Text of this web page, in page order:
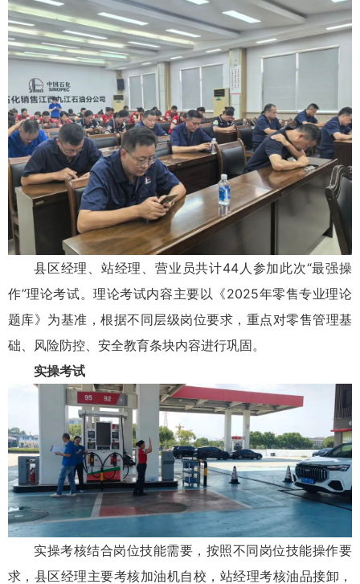
县区经理、站经理、营业员共计44人参加此次“最强操
作”理论考试。理论考试内容主要以《2025年零售专业理论
题库》为基准，根据不同层级岗位要求，重点对零售管理基
础、风险防控、安全教育条块内容进行巩固。
实操考试
实操考核结合岗位技能需要，按照不同岗位技能操作要
求，县区经理主要考核加油机自校，站经理考核油品接卸，